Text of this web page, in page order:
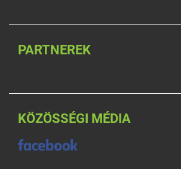
PARTNEREK
KÖZÖSSÉGI MÉDIA